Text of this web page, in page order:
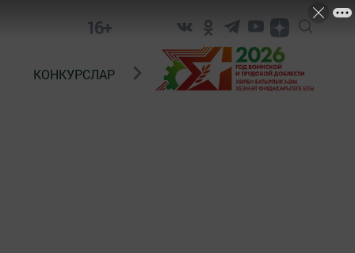
16+
КОНКУРСЛАР ТЕЛЕВИДЕНИЕ